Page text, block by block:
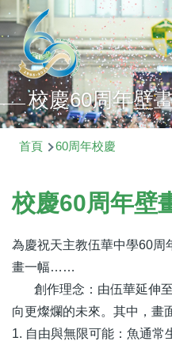
移至主內容
校慶60周年壁
導
連
結
首頁 60周年校慶
校慶60周年壁
為慶祝天主教伍華中學60周
畫一幅……
創作理念：由伍華延伸至
向更燦爛的未來。其中，畫
1. 自由與無限可能：魚通常